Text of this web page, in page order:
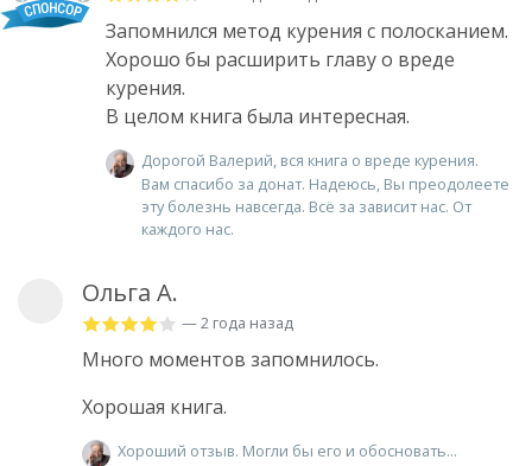
Запомнился метод курения с полосканием.
Хорошо бы расширить главу о вреде
курения.
В целом книга была интересная.
Дорогой Валерий, вся книга о вреде курения.
Вам спасибо за донат. Надеюсь, Вы преодолеете
эту болезнь навсегда. Всё за зависит нас. От
каждого нас.
Ольга А.
— 2 года назад
Много моментов запомнилось.
Хорошая книга.
Хороший отзыв. Могли бы его и обосновать...